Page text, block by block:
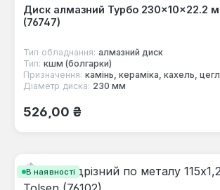
Диск алмазний Турбо 230×10×22.2
(76747)
Тип обладнання: алмазний диск
Тип: кшм (болгарки)
Призначення: камінь, кераміка, кахель,
Діаметр диска: 230 мм
Звичайна ціна:
526,00 ₴
В наявності